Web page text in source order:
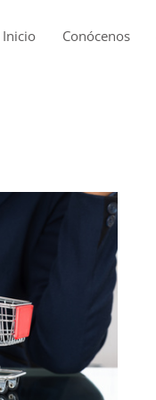
Inicio Conócenos